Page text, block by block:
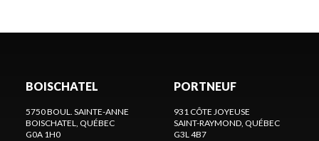
BOISCHATEL
5750 BOUL. SAINTE-ANNE
BOISCHATEL, QUÉBEC
G0A 1H0
PORTNEUF
931 CÔTE JOYEUSE
SAINT-RAYMOND, QUÉBEC
G3L 4B7